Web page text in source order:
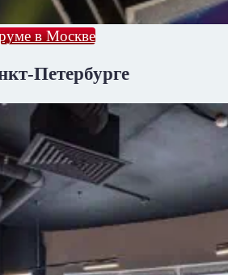
в Москве
Петербурге